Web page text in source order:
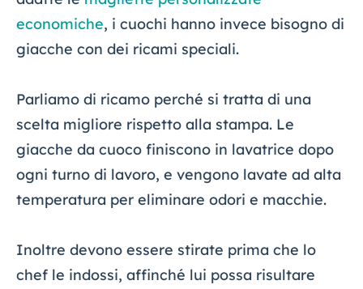
economiche, i cuochi hanno invece bisogno di
giacche con dei ricami speciali.
Parliamo di ricamo perché si tratta di una
scelta migliore rispetto alla stampa. Le
giacche da cuoco finiscono in lavatrice dopo
ogni turno di lavoro, e vengono lavate ad alta
temperatura per eliminare odori e macchie.
Inoltre devono essere stirate prima che lo
chef le indossi, affinché lui possa risultare